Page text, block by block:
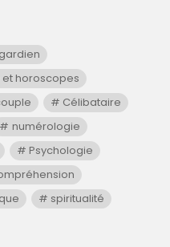
horoscopes
Célibataire
numérologie
Psychologie
spiritualité